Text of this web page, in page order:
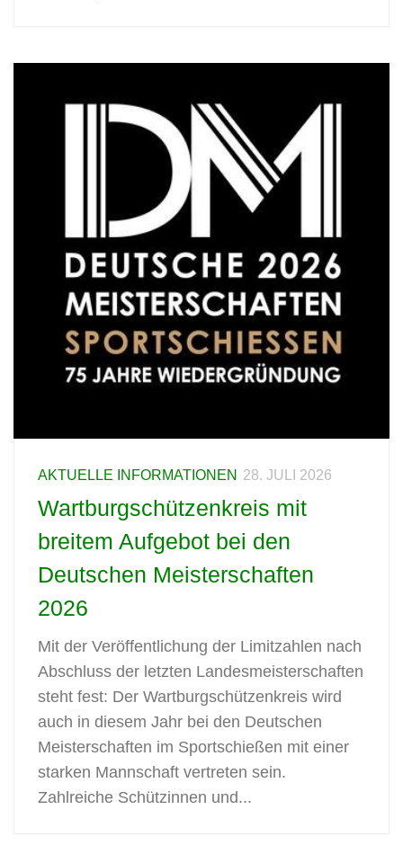
AKTUELLE INFORMATIONEN 28. JULI 2026
Wartburgschützenkreis mit
breitem Aufgebot bei den
Deutschen Meisterschaften
2026
Mit der Veröffentlichung der Limitzahlen nach
Abschluss der letzten Landesmeisterschaften
steht fest: Der Wartburgschützenkreis wird
auch in diesem Jahr bei den Deutschen
Meisterschaften im Sportschießen mit einer
starken Mannschaft vertreten sein.
Zahlreiche Schützinnen und...